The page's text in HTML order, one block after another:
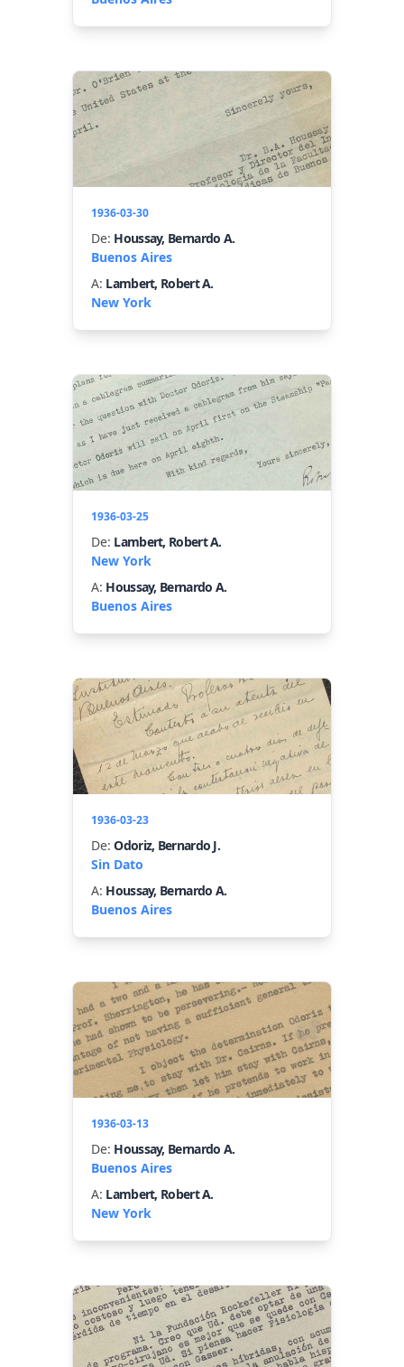
1936-03-30
De: Houssay, Bernardo A.
Buenos Aires
A: Lambert, Robert A.
New York
1936-03-25
De: Lambert, Robert A.
New York
A: Houssay, Bernardo A.
Buenos Aires
1936-03-23
De: Odoriz, Bernardo J.
Sin Dato
A: Houssay, Bernardo A.
Buenos Aires
1936-03-13
De: Houssay, Bernardo A.
Buenos Aires
A: Lambert, Robert A.
New York